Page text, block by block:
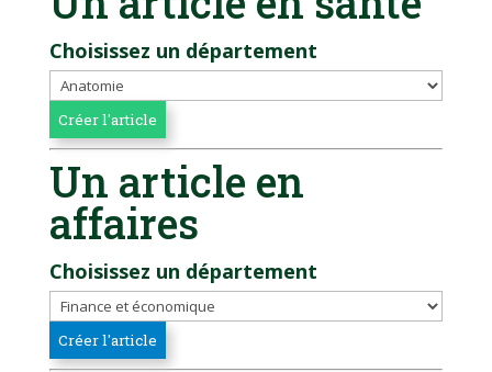
Choisissez un département
Un article en
affaires
Choisissez un département